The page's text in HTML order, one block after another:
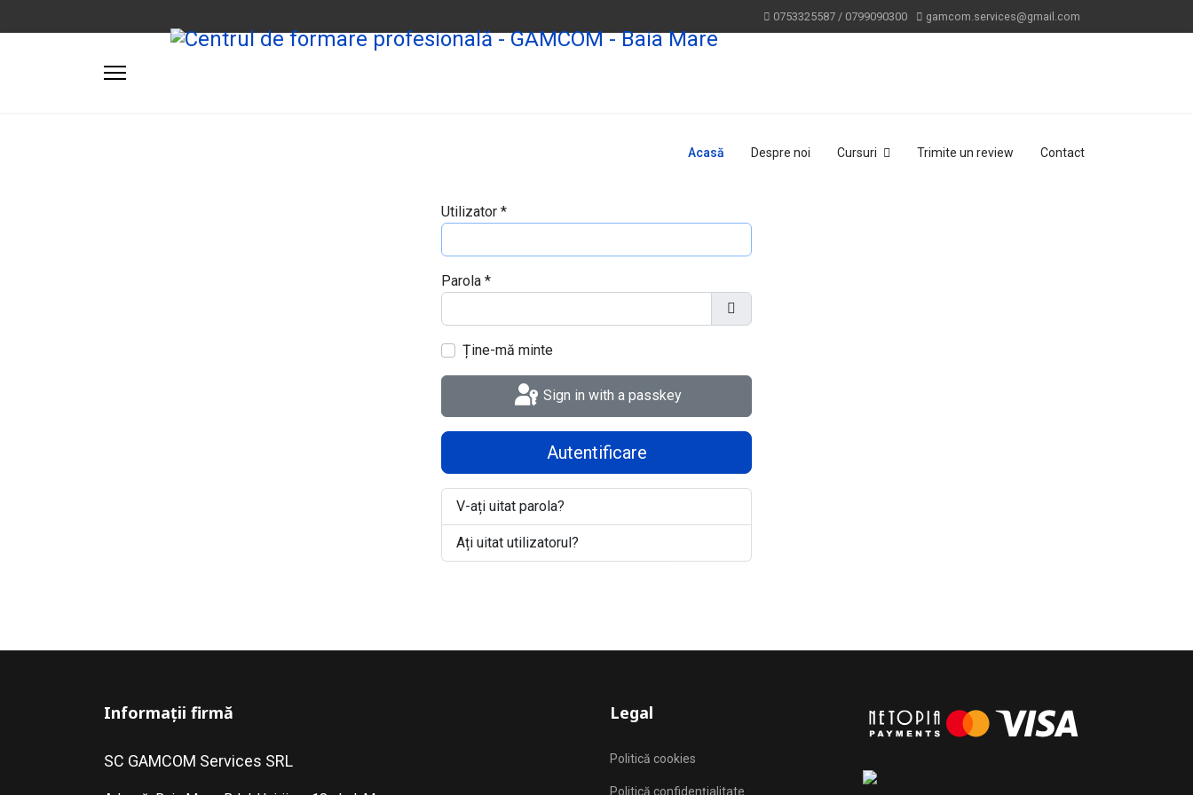
0753325587 / 0799090300 gamcom.services@gmail.com
Acasă Despre noi Cursuri Trimite un review Contact
Utilizator *
Parola *
Arată Parola
Ține-mă minte
Sign in with a passkey
Autentificare
V-ați uitat parola?
Ați uitat utilizatorul?
Informații firmă
SC GAMCOM Services SRL
Legal
Politică cookies
Politică confidențialitate